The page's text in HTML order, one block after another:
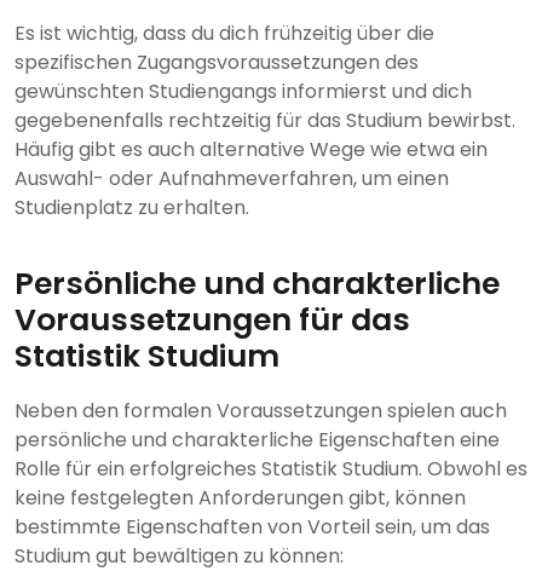
Es ist wichtig, dass du dich frühzeitig über die
spezifischen Zugangsvoraussetzungen des
gewünschten Studiengangs informierst und dich
gegebenenfalls rechtzeitig für das Studium bewirbst.
Häufig gibt es auch alternative Wege wie etwa ein
Auswahl- oder Aufnahmeverfahren, um einen
Studienplatz zu erhalten.
Persönliche und charakterliche
Voraussetzungen für das
Statistik Studium
Neben den formalen Voraussetzungen spielen auch
persönliche und charakterliche Eigenschaften eine
Rolle für ein erfolgreiches Statistik Studium. Obwohl es
keine festgelegten Anforderungen gibt, können
bestimmte Eigenschaften von Vorteil sein, um das
Studium gut bewältigen zu können: